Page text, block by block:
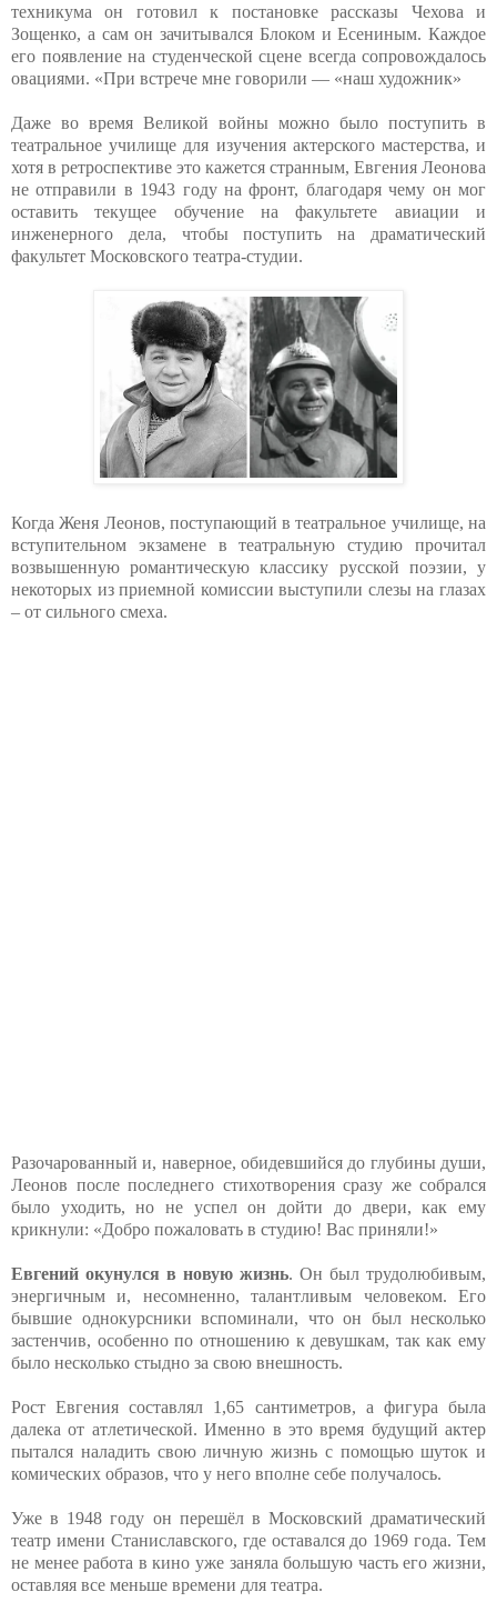
техникума он готовил к постановке рассказы Чехова и
Зощенко, а сам он зачитывался Блоком и Есениным. Каждое
его появление на студенческой сцене всегда сопровождалось
овациями. «При встрече мне говорили — «наш художник»
Даже во время Великой войны можно было поступить в
театральное училище для изучения актерского мастерства, и
хотя в ретроспективе это кажется странным, Евгения Леонова
не отправили в 1943 году на фронт, благодаря чему он мог
оставить текущее обучение на факультете авиации и
инженерного дела, чтобы поступить на драматический
факультет Московского театра-студии.
Когда Женя Леонов, поступающий в театральное училище, на
вступительном экзамене в театральную студию прочитал
возвышенную романтическую классику русской поэзии, у
некоторых из приемной комиссии выступили слезы на глазах
– от сильного смеха.
Разочарованный и, наверное, обидевшийся до глубины души,
Леонов после последнего стихотворения сразу же собрался
было уходить, но не успел он дойти до двери, как ему
крикнули: «Добро пожаловать в студию! Вас приняли!»
Евгений окунулся в новую жизнь. Он был трудолюбивым,
энергичным и, несомненно, талантливым человеком. Его
бывшие однокурсники вспоминали, что он был несколько
застенчив, особенно по отношению к девушкам, так как ему
было несколько стыдно за свою внешность.
Рост Евгения составлял 1,65 сантиметров, а фигура была
далека от атлетической. Именно в это время будущий актер
пытался наладить свою личную жизнь с помощью шуток и
комических образов, что у него вполне себе получалось.
Уже в 1948 году он перешёл в Московский драматический
театр имени Станиславского, где оставался до 1969 года. Тем
не менее работа в кино уже заняла большую часть его жизни,
оставляя все меньше времени для театра.